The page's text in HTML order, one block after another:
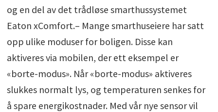
og en del av det trådløse smarthussystemet
Eaton xComfort.– Mange smarthuseiere har satt
opp ulike moduser for boligen. Disse kan
aktiveres via mobilen, der ett eksempel er
«borte-modus». Når «borte-modus» aktiveres
slukkes normalt lys, og temperaturen senkes for
å spare energikostnader. Med vår nye sensor vil